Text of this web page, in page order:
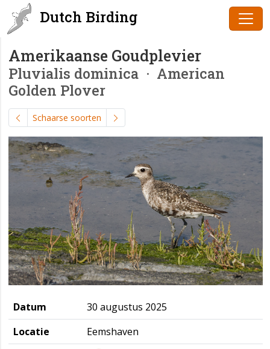
Dutch Birding
Amerikaanse Goudplevier
Pluvialis dominica · American
Golden Plover
Schaarse soorten
Datum
30 augustus 2025
Locatie
Eemshaven